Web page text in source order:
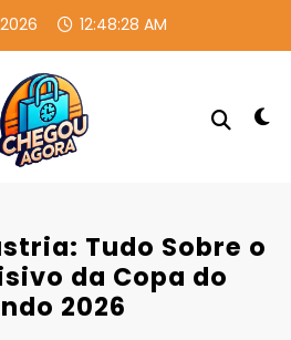
12:48:28 AM
Tudo Sobre o
da Copa do
2026